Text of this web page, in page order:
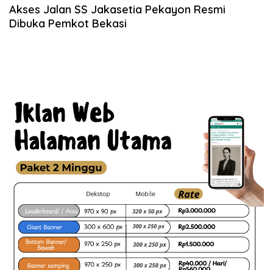
Akses Jalan SS Jakasetia Pekayon Resmi
Dibuka Pemkot Bekasi